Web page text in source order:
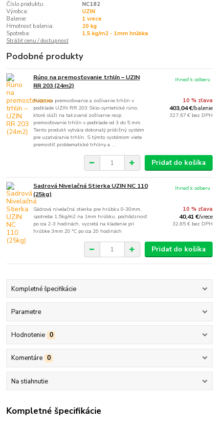
Číslo produktu:
NC182
Výrobca:
UZIN
Balenie:
1 vrece
Hmotnosť balenia:
20 kg
Spotreba:
1,5 kg/m2 - 1mm hrúbka
Strážiť cenu / dostupnosť
Podobné produkty
Rúno na premosťovanie trhlín – UZIN
RR 203 (24m2)
Rúno na premosťovanie a zošívanie trhlín v
podklade UZIN RR 203 Sklo-syntetické rúno,
ktoré slúži na takzvané zošívanie resp.
premosťovanie trhlín v podklade od 3 do 5 mm.
Tento produkt vytvára dokonalý prídržný systém
pre uzatváranie trhlín. S týmto systémom viete
premostiť problematické trhliny a ...
10 % zľava
403,04 €/balenie
327,67 € bez DPH
Ihneď k odberu
Pridať do košíka
Sadrová Nivelačná Stierka UZIN NC 110
(25kg)
Sádrová nivelačná stierka pre hrúbku 0-30mm,
spotreba 1,5kg/m2 na 1mm hrúbku, pochôdznosť
po cca 2-3 hodinách, vyzretá na kladenie pri
hrúbke 3mm 20 °C po cca 20 hodinách
10 % zľava
40,41 €/vrece
32,85 € bez DPH
Ihneď k odberu
Pridať do košíka
Kompletné špecifikácie
Parametre
Hodnotenie 0
Komentáre 0
Na stiahnutie
Kompletné špecifikácie